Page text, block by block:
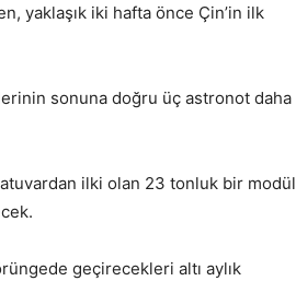
yaklaşık iki hafta önce Çin’in ilk
sonuna doğru üç astronot daha
ilki olan 23 tonluk bir modül
geçirecekleri altı aylık